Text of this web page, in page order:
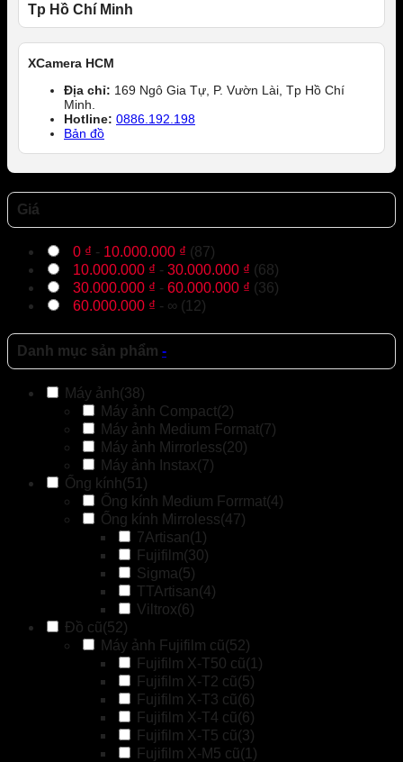
Tp Hồ Chí Minh
XCamera HCM
Địa chỉ: 169 Ngô Gia Tự, P. Vườn Lài, Tp Hồ Chí
Minh.
Hotline: 0886.192.198
Bản đồ
Giá
0 ₫ - 10.000.000 ₫ (87)
10.000.000 ₫ - 30.000.000 ₫ (68)
30.000.000 ₫ - 60.000.000 ₫ (36)
60.000.000 ₫ - ∞ (12)
Danh mục sản phẩm -
Máy ảnh(38)
Máy ảnh Compact(2)
Máy ảnh Medium Format(7)
Máy ảnh Mirrorless(20)
Máy ảnh Instax(7)
Ống kính(51)
Ống kính Medium Forrmat(4)
Ống kính Mirroless(47)
7Artisan(1)
Fujifilm(30)
Sigma(5)
TTArtisan(4)
Viltrox(6)
Đồ cũ(52)
Máy ảnh Fujifilm cũ(52)
Fujifilm X-T50 cũ(1)
Fujifilm X-T2 cũ(5)
Fujifilm X-T3 cũ(6)
Fujifilm X-T4 cũ(6)
Fujifilm X-T5 cũ(3)
Fujifilm X-M5 cũ(1)